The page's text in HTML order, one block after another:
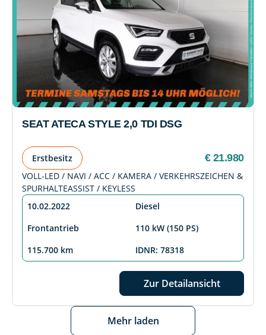
SEAT ATECA STYLE 2,0 TDI DSG
Erstbesitz € 21.980
VOLL-LED / NAVI / ACC / KAMERA / VERKEHRSZEICHEN &
SPURHALTEASSIST / KEYLESS
10.02.2022
Diesel
Frontantrieb
110 kW (150 PS)
115.700 km
IDNR: 78318
Zur Detailansicht
Mehr laden